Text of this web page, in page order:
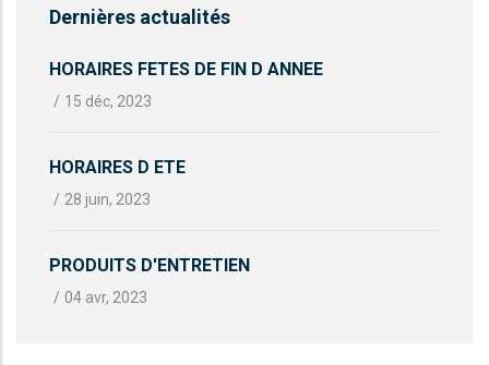
Dernières actualités
HORAIRES FETES DE FIN D ANNEE
/ 15 déc, 2023
HORAIRES D ETE
/ 28 juin, 2023
PRODUITS D'ENTRETIEN
/ 04 avr, 2023